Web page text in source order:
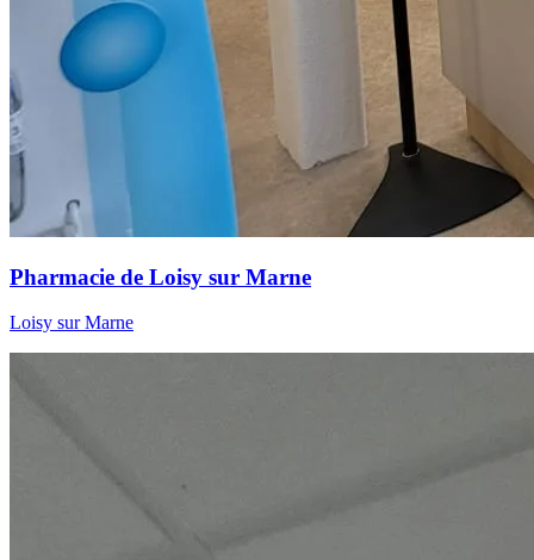
Pharmacie de Loisy sur Marne
Loisy sur Marne